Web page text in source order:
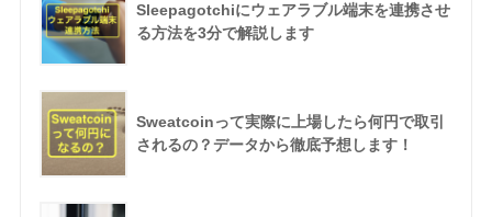
Sleepagotchiにウェアラブル端末を連携させ
る方法を3分で解説します
Sweatcoinって実際に上場したら何円で取引
されるの？データから徹底予想します！